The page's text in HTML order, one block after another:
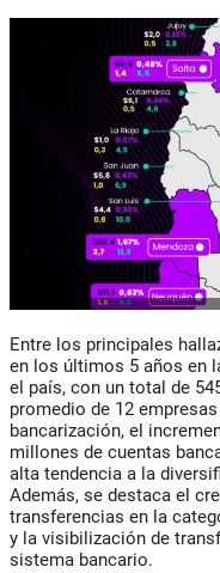
Entre los principales
en los últimos 5 años en
el país, con un total de
promedio de 12
bancarización, el
millones de cuentas
alta tendencia a la
Además, se destaca el
transferencias en la
y la visibilización de
sistema bancario.